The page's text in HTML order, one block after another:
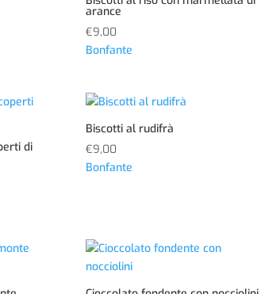
arance
€9,00
Bonfante
di
Biscotti al rudifrà
€9,00
Bonfante